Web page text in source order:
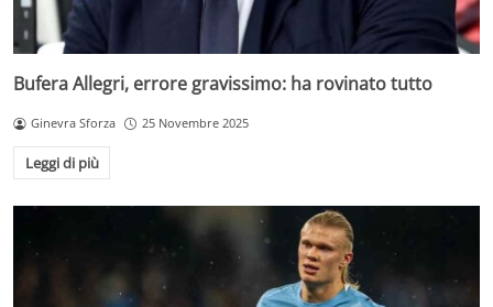
Bufera Allegri, errore gravissimo: ha rovinato tutto
Ginevra Sforza 25 Novembre 2025
Leggi di più